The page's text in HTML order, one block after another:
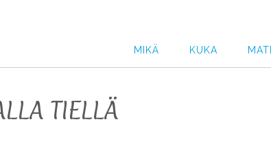
MIKÄ
KUKA
TIELLÄ